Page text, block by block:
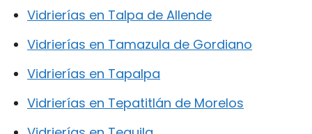
Vidrierías en Talpa de Allende
Vidrierías en Tamazula de Gordiano
Vidrierías en Tapalpa
Vidrierías en Tepatitlán de Morelos